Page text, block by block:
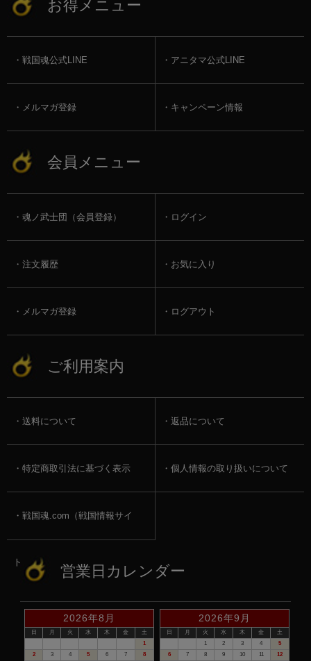
お得メニュー
戦国魂公式LINE アニタマ公式LINE
メルマガ登録 キャンペーン情報
会員メニュー
魂ノ武士団（会員登録） ログイン
注文履歴 お気に入り
メルマガ登録 ログアウト
ご利用案内
送料について 返品について
特定商取引法に基づく表示 個人情報の取り扱いについて
戦国魂.com（戦国情報サイ
ト） 営業日カレンダー
2026年8月
日 月 火 水 木 金
土
1
2
3 4 5 6 7 8
2026年9月
日 月 火 水 木 金
土
1
2 3 4
5
6
7 8 9 10 11 12